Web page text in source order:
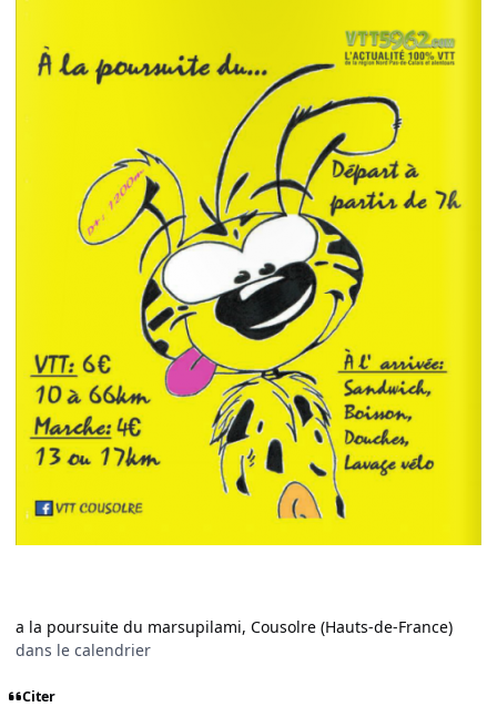
a la poursuite du marsupilami, Cousolre (Hauts-de-France)
dans le calendrier
Citer